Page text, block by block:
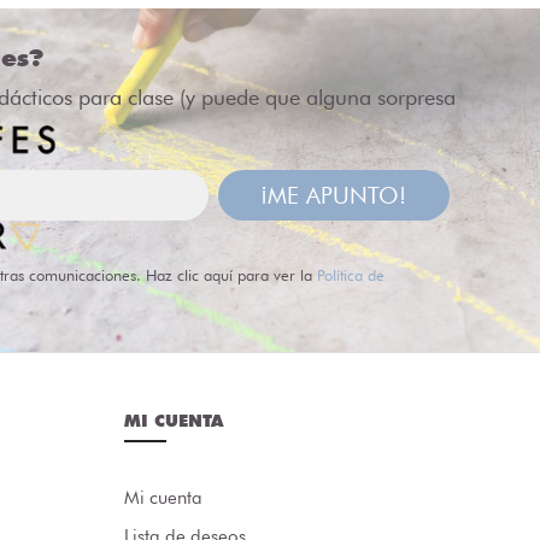
para clase (y puede que alguna sorpresa
¡ME APUNTO!
comunicaciones. Haz clic aquí para ver la Política de
MI CUENTA
Mi cuenta